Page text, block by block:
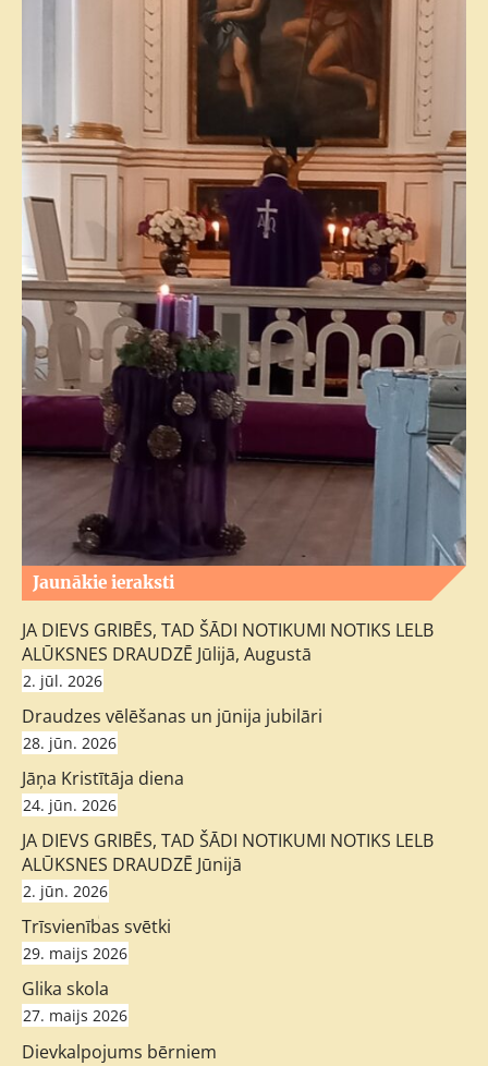
Jaunākie ieraksti
JA DIEVS GRIBĒS, TAD ŠĀDI NOTIKUMI NOTIKS LELB
ALŪKSNES DRAUDZĒ Jūlijā, Augustā
2. jūl. 2026
Draudzes vēlēšanas un jūnija jubilāri
28. jūn. 2026
Jāņa Kristītāja diena
24. jūn. 2026
JA DIEVS GRIBĒS, TAD ŠĀDI NOTIKUMI NOTIKS LELB
ALŪKSNES DRAUDZĒ Jūnijā
2. jūn. 2026
Trīsvienības svētki
29. maijs 2026
Glika skola
27. maijs 2026
Dievkalpojums bērniem
;